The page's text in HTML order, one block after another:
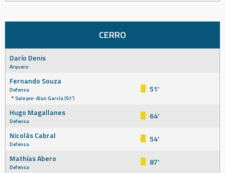
CERRO
Darío Denis
Arquero
Fernando Souza
Defensa
Sale por: Alan García (57')
51'
Hugo Magallanes
Defensa
64'
Nicolás Cabral
Defensa
54'
Mathías Abero
Defensa
87'